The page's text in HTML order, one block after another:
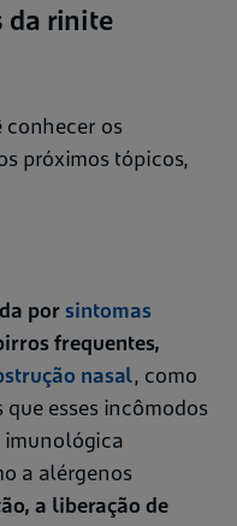
da rinite
conhecer os
próximos tópicos,
porsintomas
frequentes,
nasal, como
esses incômodos
imunológica
a alérgenos
a liberação de